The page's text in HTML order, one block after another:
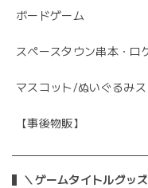
ボードゲーム
スペースタウン串本・ロ
マスコット/ぬいぐるみス
【事後物販】
＼ゲームタイトルグッ